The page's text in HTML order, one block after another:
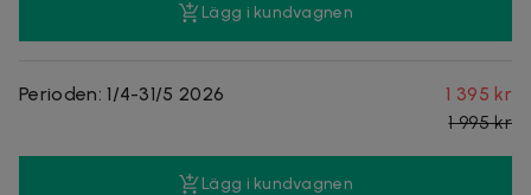
Lägg i kundvagnen
Perioden: 1/4-31/5 2026
1 395 kr
1 995 kr
Lägg i kundvagnen